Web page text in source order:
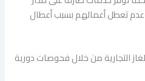
عدم تعطل أعمالهم بسبب أعطال
التجارية من خلال فحوصات دورية